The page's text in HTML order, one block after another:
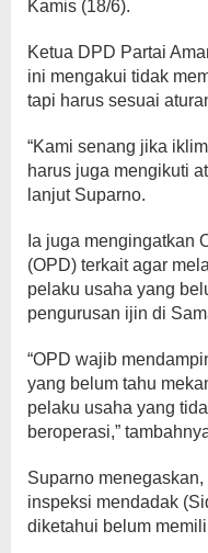
Kamis (18/6).
Ketua DPD Partai
ini mengakui tidak
tapi harus sesuai
“Kami senang jika
harus juga mengikuti
lanjut Suparno.
Ia juga mengingatkan
(OPD) terkait agar
pelaku usaha yang
pengurusan ijin di
“OPD wajib
yang belum tahu
pelaku usaha yang
beroperasi,”
Suparno
inspeksi mendadak
diketahui belum